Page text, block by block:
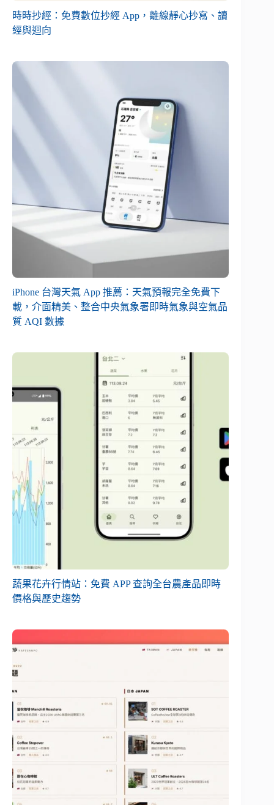
時時抄經：免費數位抄經 App，離線靜心抄寫、讀
經與迴向
iPhone 台灣天氣 App 推薦：天氣預報完全免費下
載，介面精美、整合中央氣象署即時氣象與空氣品
質 AQI 數據
蔬果花卉行情站：免費 APP 查詢全台農產品即時
價格與歷史趨勢